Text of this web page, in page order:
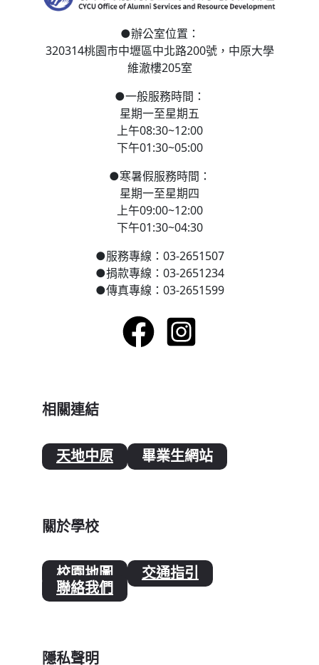
●辦公室位置：
320314桃園市中壢區中北路200號， 中原大學
維澈樓205室
●一般服務時間：
星期一至星期五
上午08:30~12:00
下午01:30~05:00
●寒暑假服務時間：
星期一至星期四
上午09:00~12:00
下午01:30~04:30
●服務專線：03-2651507
●捐款專線：03-2651234
●傳真專線：03-2651599
相關連結
天地中原 畢業生網站
關於學校
校園地圖 交通指引
聯絡我們
隱私聲明